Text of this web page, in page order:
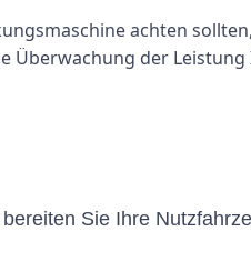
achten
der